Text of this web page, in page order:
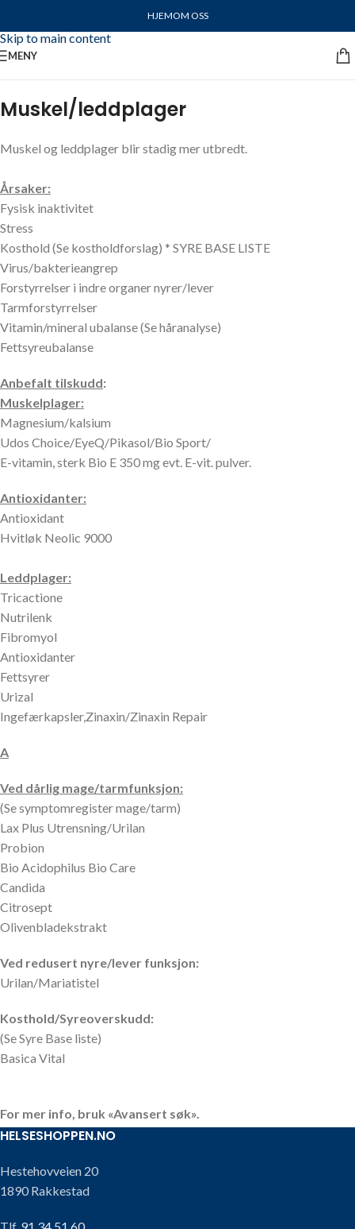
Skip to main content
HJEMOM OSS
MENY
Muskel/leddplager
Muskel og leddplager blir stadig mer utbredt.
Årsaker:
Fysisk inaktivitet
Stress
Kosthold (Se kostholdforslag) * SYRE BASE LISTE
Virus/bakterieangrep
Forstyrrelser i indre organer nyrer/lever
Tarmforstyrrelser
Vitamin/mineral ubalanse (Se håranalyse)
Fettsyreubalanse
Anbefalt tilskudd:
Muskelplager:
Magnesium/kalsium
Udos Choice/EyeQ/Pikasol/Bio Sport/
E-vitamin, sterk Bio E 350 mg evt. E-vit. pulver.
Antioxidanter:
Antioxidant
Hvitløk Neolic 9000
Leddplager:
Tricactione
Nutrilenk
Fibromyol
Antioxidanter
Fettsyrer
Urizal
Ingefærkapsler,Zinaxin/Zinaxin Repair
A
Ved dårlig mage/tarmfunksjon:
(Se symptomregister mage/tarm)
Lax Plus Utrensning/Urilan
Probion
Bio Acidophilus Bio Care
Candida
Citrosept
Olivenbladekstrakt
Ved redusert nyre/lever funksjon:
Urilan/Mariatistel
Kosthold/Syreoverskudd:
(Se Syre Base liste)
Basica Vital
For mer info, bruk «Avansert søk».
HELSESHOPPEN.NO
Hestehovveien 20
1890 Rakkestad